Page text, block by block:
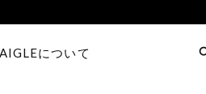
AIGLEについて